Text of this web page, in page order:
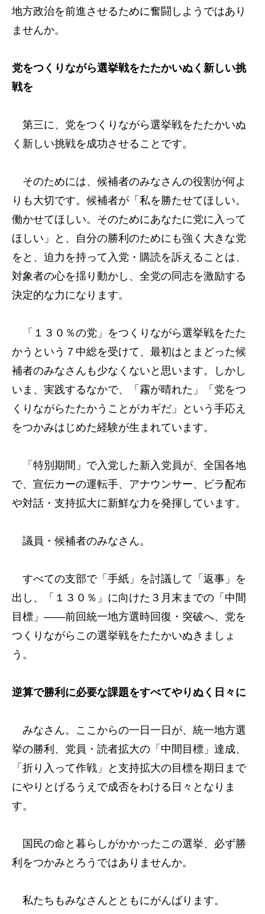
地方政治を前進させるために奮闘しようではあり
ませんか。
党をつくりながら選挙戦をたたかいぬく新しい挑
戦を
第三に、党をつくりながら選挙戦をたたかいぬ
く新しい挑戦を成功させることです。
そのためには、候補者のみなさんの役割が何よ
りも大切です。候補者が「私を勝たせてほしい。
働かせてほしい。そのためにあなたに党に入って
ほしい」と、自分の勝利のためにも強く大きな党
をと、迫力を持って入党・購読を訴えることは、
対象者の心を揺り動かし、全党の同志を激励する
決定的な力になります。
「１３０％の党」をつくりながら選挙戦をたた
かうという７中総を受けて、最初はとまどった候
補者のみなさんも少なくないと思います。しかし
いま、実践するなかで、「霧が晴れた」「党をつ
くりながらたたかうことがカギだ」という手応え
をつかみはじめた経験が生まれています。
「特別期間」で入党した新入党員が、全国各地
で、宣伝カーの運転手、アナウンサー、ビラ配布
や対話・支持拡大に新鮮な力を発揮しています。
議員・候補者のみなさん。
すべての支部で「手紙」を討議して「返事」を
出し、「１３０％」に向けた３月末までの「中間
目標」――前回統一地方選時回復・突破へ、党を
つくりながらこの選挙戦をたたかいぬきましょ
う。
逆算で勝利に必要な課題をすべてやりぬく日々に
みなさん。ここからの一日一日が、統一地方選
挙の勝利、党員・読者拡大の「中間目標」達成、
「折り入って作戦」と支持拡大の目標を期日まで
にやりとげるうえで成否をわける日々となりま
す。
国民の命と暮らしがかかったこの選挙、必ず勝
利をつかみとろうではありませんか。
私たちもみなさんとともにがんばります。